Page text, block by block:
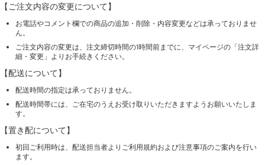
【ご注文内容の変更について】
お電話やコメント欄での商品の追加・削除・内容変更などは承っておりませ
ん。
ご注文内容の変更は、注文締切時間の1時間前までに、マイページの「注文詳
細・変更」よりお手続きください。
【配送について】
配送時間の指定は承っておりません。
配送時間帯には、ご在宅のうえお受け取りいただきますようお願いいたしま
す。
【置き配について】
初回ご利用時は、配送担当者よりご利用規約および注意事項のご案内を行い
ます。